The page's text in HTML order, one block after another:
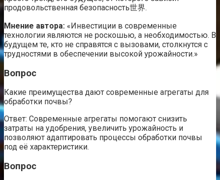
продовольственная безопасность世界.
Мнение автора: «Инвестиции в современные
технологии являются не роскошью, а необходимостью. В
будущем те, кто не справятся с вызовами, столкнутся с
трудностями в обеспечении высокой урожайности.»
Вопрос
Какие преимущества дают современные агрегаты для
обработки почвы?
Ответ: Современные агрегаты помогают снизить
затраты на удобрения, увеличить урожайность и
позволяют адаптировать процессы обработки почвы
под её характеристики.
Вопрос